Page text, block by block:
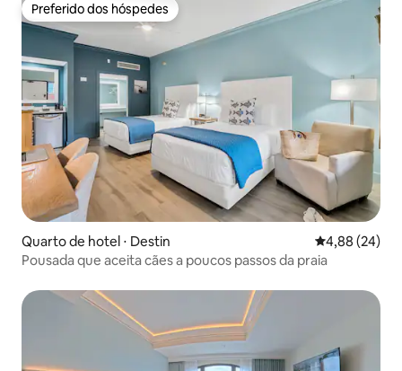
Preferido dos hóspedes
Preferido dos hóspedes
Quarto de hotel ⋅ Destin 4,88 de uma
4,88 (24)
Pousada que aceita cães a poucos passos da praia